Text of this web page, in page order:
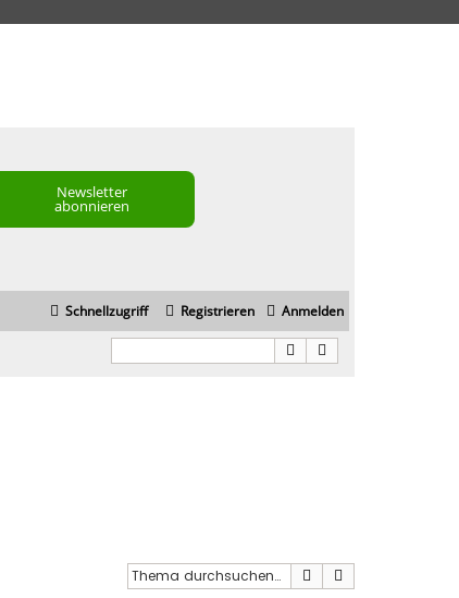
Newsletter
abonnieren
Schnellzugriff Anmelden
Registrieren
Suche